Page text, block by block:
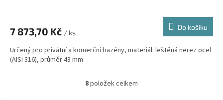
7 873,70 Kč / ks
Do košíku
Určený pro privátní a komerční bazény, materiál: leštěná nerez ocel
(AISI 316), průměr 43 mm
O
8položek celkem